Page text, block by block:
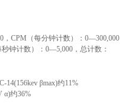
，CPM（每分钟计数）：0—300,000
秒钟计数）：0—5,000，总计数：
14(156kev βmax)约11%
α)约36%